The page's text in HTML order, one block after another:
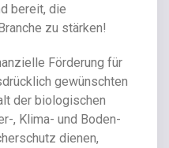
bereit, die
zu stärken!
Förderung für
gewünschten
der biologischen
, Klima- und Boden-
dienen,